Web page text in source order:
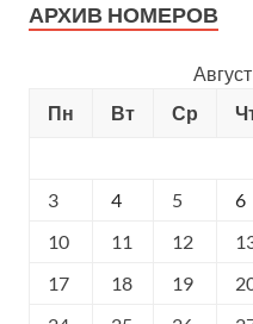
АРХИВ НОМЕРОВ
Пн
Вт Ср
3
4 5 6
10
11 12
17
18 19